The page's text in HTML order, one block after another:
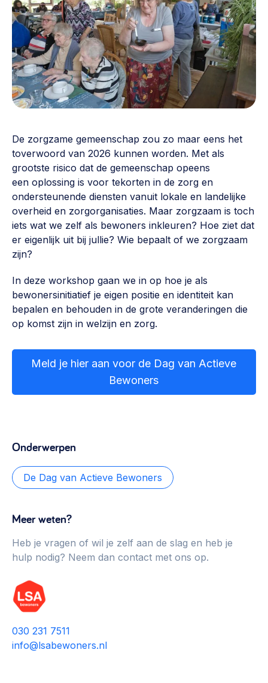
Vrijwilligers en medewerkers
Werving, contracten en vergoedingen, betaalde krachten
Eigen gebouw
Huren of kopen, maatschappelijk vastgoed,
ontmoetingsplekken >
Bewonersbedrijf starten, ondernemingsplan maken >
Buurtbewoners verbinden
Community building en ABCD, welkomstcultuur >
Zorgzame gemeenschappen
Betrokken buurten, contact stimuleren, netwerken
Wijkaanpak
Werken aan de wijk, ABCD, WijkWijzer >
Weerbare gemeenschappen
Voorbereiden op crisis, noodsteunpunten,
ontmoetingsplekken >
Buurtenergie
Energiecollectieven, buurt vergroenen, SDG >
Samenwerken en lokale politiek
Omgevingswet en gebiedsontwikkeling
gebiedsontwikkeling>
Opinie
Bijeenkomsten
Team
Lid worden
030 231 7511
info@lsabewoners.nl
De zorgzame gemeenschap zou zo maar eens het
toverwoord van 2026 kunnen worden. Met als
grootste risico dat de gemeenschap opeens
een oplossing is voor tekorten in de zorg en
ondersteunende diensten vanuit lokale en landelijke
overheid en zorgorganisaties. Maar zorgzaam is toch
iets wat we zelf als bewoners inkleuren? Hoe ziet dat
er eigenlijk uit bij jullie? Wie bepaalt of we zorgzaam
zijn?
In deze workshop gaan we in op hoe je als
bewonersinitiatief je eigen positie en identiteit kan
bepalen en behouden in de grote veranderingen die
op komst zijn in welzijn en zorg.
Meld je hier aan voor de Dag van Actieve
Bewoners
Onderwerpen
De Dag van Actieve Bewoners
Meer weten?
Heb je vragen of wil je zelf aan de slag en heb je
hulp nodig? Neem dan contact met ons op.
030 231 7511
info@lsabewoners.nl